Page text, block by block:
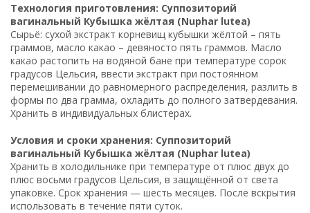
Технология приготовления: Суппозиторий
вагинальный Кубышка жёлтая (Nuphar lutea)
Сырьё: сухой экстракт корневищ кубышки жёлтой – пять
граммов, масло какао – девяносто пять граммов. Масло
какао растопить на водяной бане при температуре сорок
градусов Цельсия, ввести экстракт при постоянном
перемешивании до равномерного распределения, разлить в
формы по два грамма, охладить до полного затвердевания.
Хранить в индивидуальных блистерах.
Условия и сроки хранения: Суппозиторий
вагинальный Кубышка жёлтая (Nuphar lutea)
Хранить в холодильнике при температуре от плюс двух до
плюс восьми градусов Цельсия, в защищённой от света
упаковке. Срок хранения — шесть месяцев. После вскрытия
использовать в течение пяти суток.